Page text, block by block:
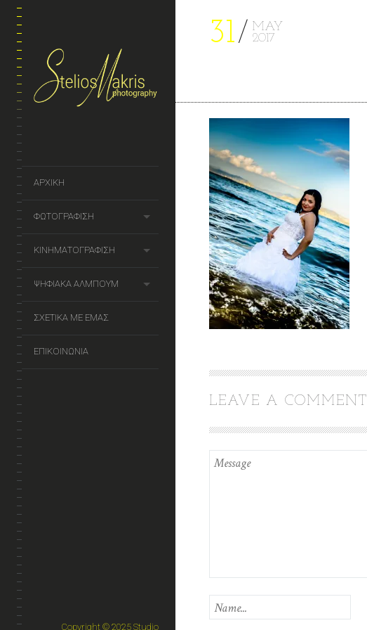
ΑΡΧΙΚΗ
ΦΩΤΟΓΡΑΦΙΣΗ
ΚΙΝΗΜΑΤΟΓΡΑΦΙΣΗ
ΨΗΦΙΑΚΑ ΑΛΜΠΟΥΜ
ΣΧΕΤΙΚΑ ΜΕ ΕΜΑΣ
ΕΠΙΚΟΙΝΩΝΙΑ
Copyright © 2025 Studio
31
MAY
2017
LEAVE A COMMENT